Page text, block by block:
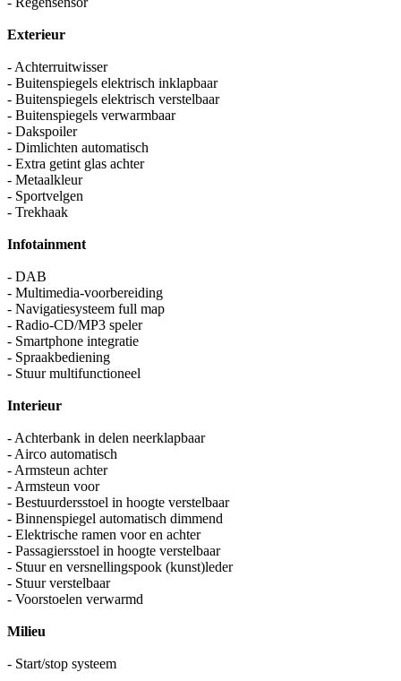
Exterieur
- Achterruitwisser
- Buitenspiegels elektrisch inklapbaar
- Buitenspiegels elektrisch verstelbaar
- Buitenspiegels verwarmbaar
- Dakspoiler
- Dimlichten automatisch
- Extra getint glas achter
- Metaalkleur
- Sportvelgen
- Trekhaak
Infotainment
- DAB
- Multimedia-voorbereiding
- Navigatiesysteem full map
- Radio-CD/MP3 speler
- Smartphone integratie
- Spraakbediening
- Stuur multifunctioneel
Interieur
- Achterbank in delen neerklapbaar
- Airco automatisch
- Armsteun achter
- Armsteun voor
- Bestuurdersstoel in hoogte verstelbaar
- Binnenspiegel automatisch dimmend
- Elektrische ramen voor en achter
- Passagiersstoel in hoogte verstelbaar
- Stuur en versnellingspook (kunst)leder
- Stuur verstelbaar
- Voorstoelen verwarmd
Milieu
- Start/stop systeem